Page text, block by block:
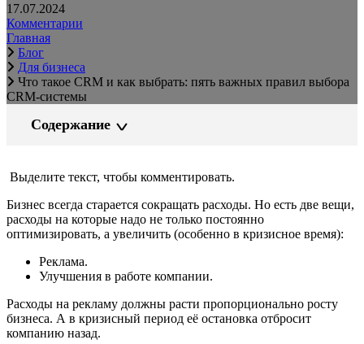
17.07.2024
Комментарии
Главная
Блог
Для бизнеса
Что такое CRM и как выбрать: пять важных правил выбора
CRM-системы
Содержание
Выделите текст, чтобы комментировать.
Бизнес всегда старается сокращать расходы. Но есть две вещи,
расходы на которые надо не только постоянно
оптимизировать, а увеличить (особенно в кризисное время):
Реклама.
Улучшения в работе компании.
Расходы на рекламу должны расти пропорционально росту
бизнеса. А в кризисный период её остановка отбросит
компанию назад.